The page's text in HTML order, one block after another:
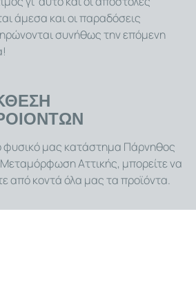
άμεσα και οι παραδόσεις
συνήθως την επόμενη
φυσικό μας κατάστημα Πάρνηθος
Αττικής, μπορείτε να
από κοντά όλα μας τα προϊόντα.